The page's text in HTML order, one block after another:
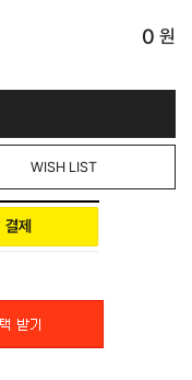
0 원
WISH LIST